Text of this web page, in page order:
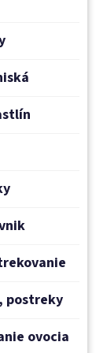
postreky
ovocia